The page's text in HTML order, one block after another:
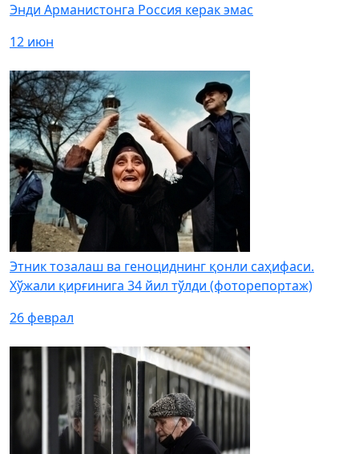
Энди Арманистонга Россия керак эмас
12 июн
Этник тозалаш ва геноциднинг қонли саҳифаси.
Хўжали қирғинига 34 йил тўлди (фоторепортаж)
26 феврал